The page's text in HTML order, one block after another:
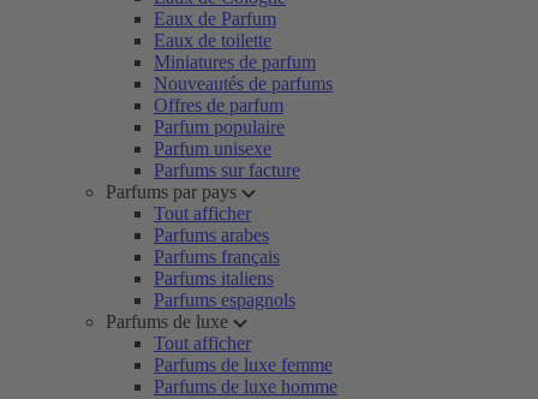
Eaux de Parfum
Eaux de toilette
Miniatures de parfum
Nouveautés de parfums
Offres de parfum
Parfum populaire
Parfum unisexe
Parfums sur facture
Parfums par pays
Tout afficher
Parfums arabes
Parfums français
Parfums italiens
Parfums espagnols
Parfums de luxe
Tout afficher
Parfums de luxe femme
Parfums de luxe homme